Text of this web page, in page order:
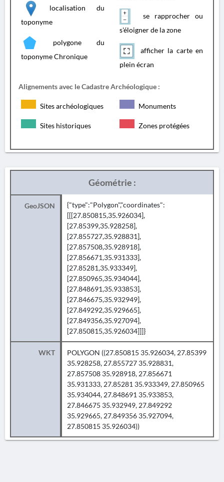
localisation du
toponyme
polygone du
toponyme Chronique
se rapprocher ou
s'éloigner de la zone
afficher la carte en
plein écran
Alignements avec le Cadastre Archéologique :
Sites archéologiques Monuments
Sites historiques Zones protégées
Géométrie :
GeoJSON
{"type":"Polygon","coordinates":
[[[27.850815,35.926034],
[27.85399,35.928258],
[27.855727,35.928831],
[27.857508,35.928918],
[27.856671,35.931333],
[27.85281,35.933349],
[27.850965,35.934044],
[27.848691,35.933853],
[27.846675,35.932949],
[27.849292,35.929665],
[27.849356,35.927094],
[27.850815,35.926034]]]}
WKT
POLYGON ((27.850815 35.926034, 27.85399
35.928258, 27.855727 35.928831,
27.857508 35.928918, 27.856671
35.931333, 27.85281 35.933349, 27.850965
35.934044, 27.848691 35.933853,
27.846675 35.932949, 27.849292
35.929665, 27.849356 35.927094,
27.850815 35.926034))